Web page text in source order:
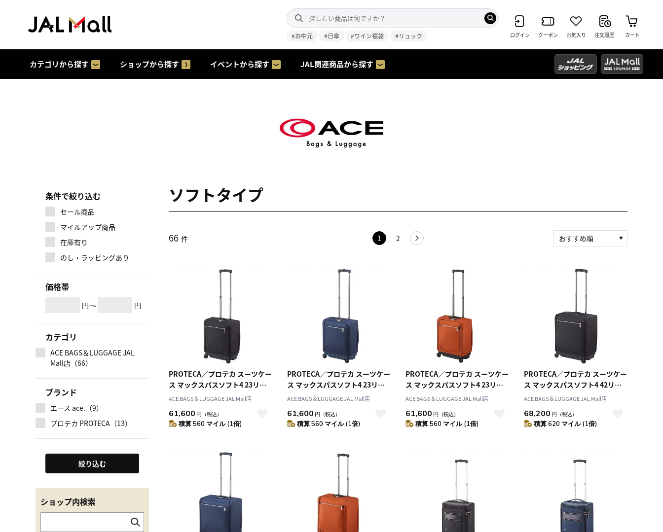
#お中元 #日傘 #ワイン福袋 #リュック ログイン クーポン お気入り 注文履歴 カート
カテゴリから探す ショップから探す イベントから探す JAL関連商品から探す
マイルアップ商品
条件で絞り込む
セール商品
在庫有り
のし・ラッピングあり
価格帯
円～ 円
カテゴリ
ACE BAGS＆LUGGAGE JAL
Mall店（66）
ブランド
エース ace.（9）
プロテカ PROTECA（13）
絞り込む
ショップ内検索
ソフトタイプ
66 件 1 2
おすすめ順
積算マイル率（高い
レビュー件数（多い
順）
レビュー評価（高い
価格（安い順）
価格（高い順）
PROTECA／プロテカ スーツケー
ス マックスパスソフト4 23リッ
トル ソフトケース 日本製 1～2泊
ACE BAGS＆LUGGAGE JAL Mall店
61,600 円 （税込）
積算 560 マイル (1倍)
PROTECA／プロテカ スーツケー
ス マックスパスソフト4 23リッ
トル ソフトケース 日本製 1～2泊
ACE BAGS＆LUGGAGE JAL Mall店
61,600 円 （税込）
積算 560 マイル (1倍)
PROTECA／プロテカ スーツケー
ス マックスパスソフト4 23リッ
トル ソフトケース 日本製 1～2泊
ACE BAGS＆LUGGAGE JAL Mall店
61,600 円 （税込）
積算 560 マイル (1倍)
PROTECA／プロテカ スーツケー
ス マックスパスソフト4 42リッ
トル ソフトケース 日本製 2～3泊
ACE BAGS＆LUGGAGE JAL Mall店
68,200 円 （税込）
積算 620 マイル (1倍)